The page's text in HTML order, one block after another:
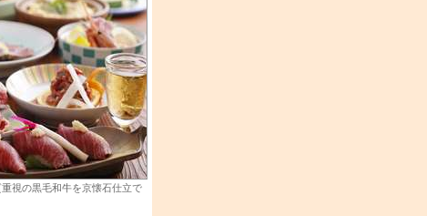
視の黒毛和牛を京懐石仕立で